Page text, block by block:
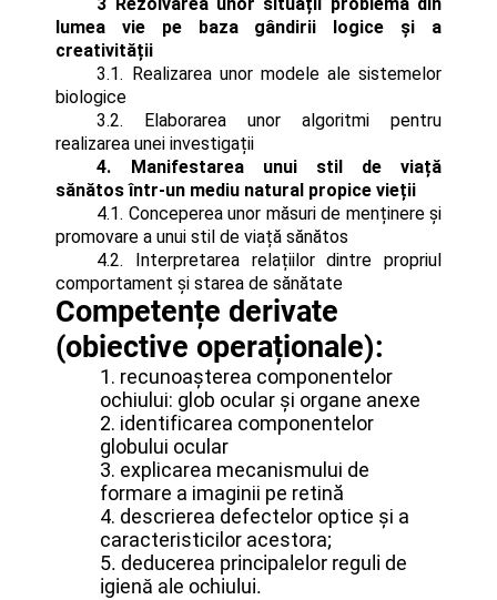
lumea vie pe baza gândirii logice și a
creativității
3.1. Realizarea unor modele ale sistemelor
biologice
3.2. Elaborarea unor algoritmi pentru
realizarea unei investigații
4. Manifestarea unui stil de viață
sănătos într-un mediu natural propice vieții
4.1. Conceperea unor măsuri de menținere și
promovare a unui stil de viață sănătos
4.2. Interpretarea relațiilor dintre propriul
comportament și starea de sănătate
Competențe derivate
(obiective operaționale):
1. recunoașterea componentelor
ochiului: glob ocular și organe anexe
2. identificarea componentelor
globului ocular
3. explicarea mecanismului de
formare a imaginii pe retină
4. descrierea defectelor optice și a
caracteristicilor acestora;
5. deducerea principalelor reguli de
igienă ale ochiului.